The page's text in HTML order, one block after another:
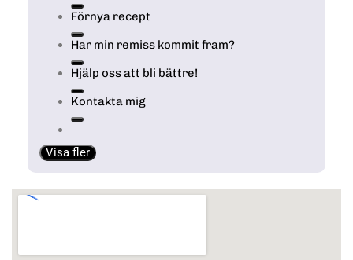
Förnya recept
Har min remiss kommit fram?
Hjälp oss att bli bättre!
Kontakta mig
Visa fler